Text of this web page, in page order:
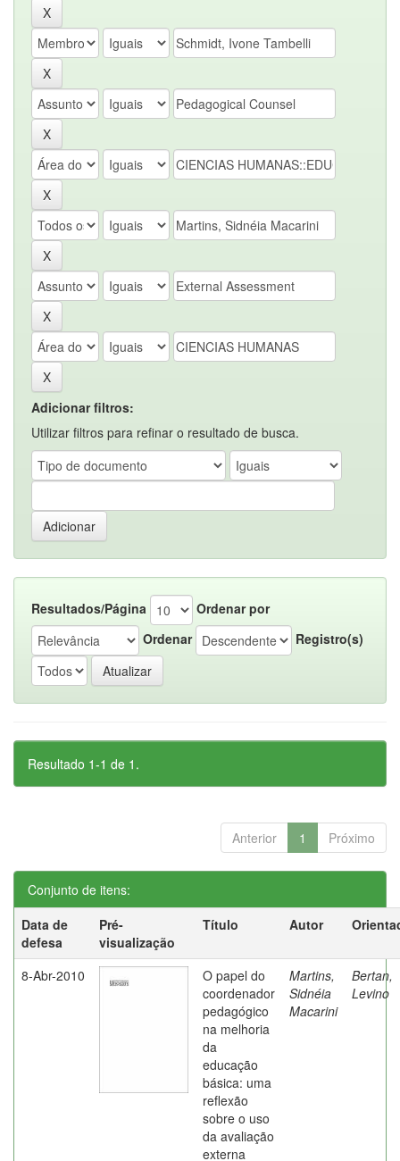
Adicionar filtros:
Utilizar filtros para refinar o resultado de busca.
Resultados/Página
Ordenar por
Ordenar
Registro(s)
Resultado 1-1 de 1.
Anterior 1 Próximo
Conjunto de itens:
Data de
defesa
Pré-
visualização
Título Autor
8-Abr-2010
O papel do
coordenador
pedagógico
na melhoria
da
educação
básica: uma
reflexão
sobre o uso
da avaliação
externa
Martins,
Sidnéia
Macarini
Bertan,
Levino